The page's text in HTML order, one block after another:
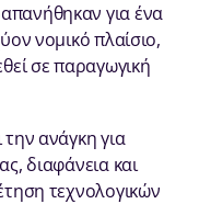
για ένα
νομικό πλαίσιο,
σε παραγωγική
ανάγκη για
διαφάνεια και
τεχνολογικών